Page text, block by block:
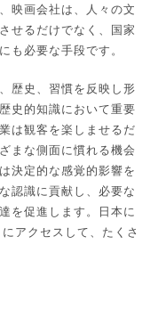
映画会社は、人々の文
せるだけでなく、国家
も必要な手段です。
歴史、習慣を反映し形
史的知識において重要
は観客を楽しませるだ
まな側面に慣れる機会
決定的な感覚的影響を
認識に貢献し、必要な
を促進します。日本に
アクセスして、たくさ